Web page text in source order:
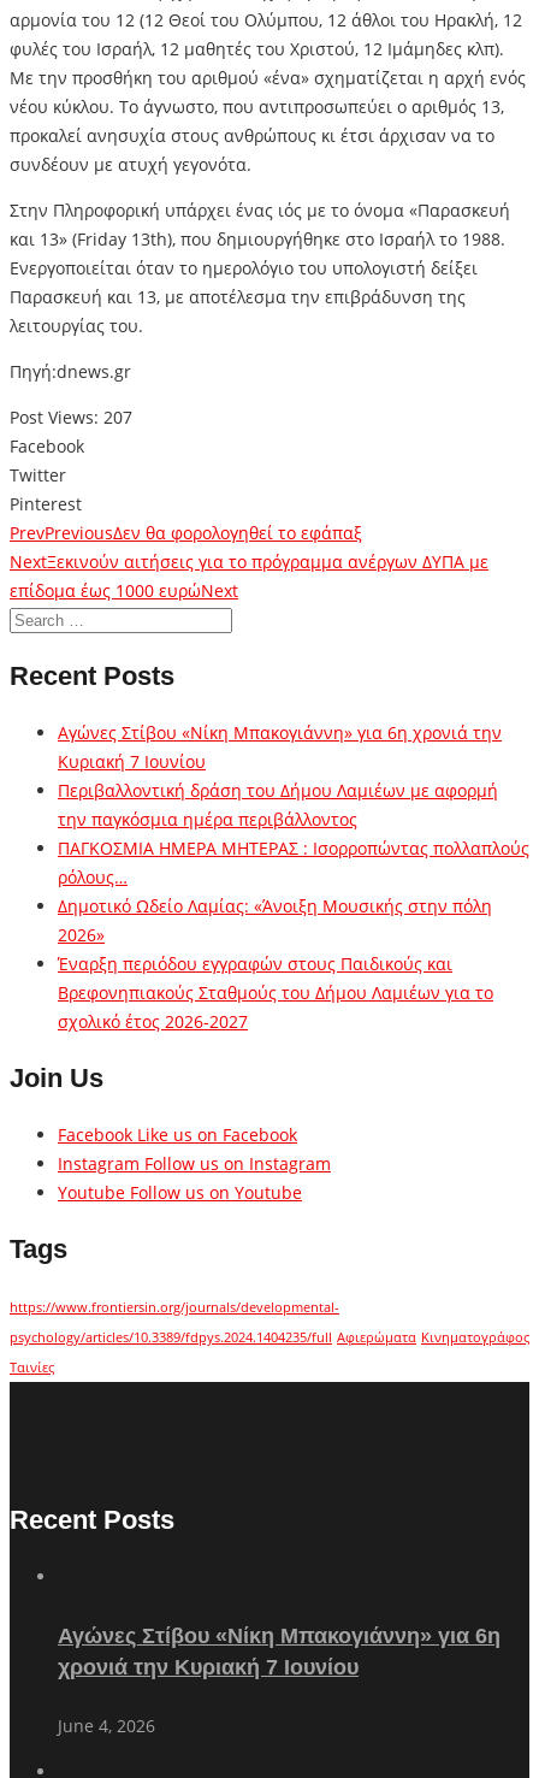
αρμονία του 12 (12 Θεοί του Ολύμπου, 12 άθλοι του Ηρακλή, 12
φυλές του Ισραήλ, 12 μαθητές του Χριστού, 12 Ιμάμηδες κλπ).
Με την προσθήκη του αριθμού «ένα» σχηματίζεται η αρχή ενός
νέου κύκλου. Το άγνωστο, που αντιπροσωπεύει ο αριθμός 13,
προκαλεί ανησυχία στους ανθρώπους κι έτσι άρχισαν να το
συνδέουν με ατυχή γεγονότα.
Στην Πληροφορική υπάρχει ένας ιός με το όνομα «Παρασκευή
και 13» (Friday 13th), που δημιουργήθηκε στο Ισραήλ το 1988.
Ενεργοποιείται όταν το ημερολόγιο του υπολογιστή δείξει
Παρασκευή και 13, με αποτέλεσμα την επιβράδυνση της
λειτουργίας του.
Πηγή:dnews.gr
Post Views: 207
Facebook
Twitter
Pinterest
PrevPreviousΔεν θα φορολογηθεί το εφάπαξ
NextΞεκινούν αιτήσεις για το πρόγραμμα ανέργων ΔΥΠΑ με
επίδομα έως 1000 ευρώNext
Recent Posts
Αγώνες Στίβου «Νίκη Μπακογιάννη» για 6η χρονιά την
Κυριακή 7 Ιουνίου
Περιβαλλοντική δράση του Δήμου Λαμιέων με αφορμή
την παγκόσμια ημέρα περιβάλλοντος
ΠΑΓΚΟΣΜΙΑ ΗΜΕΡΑ ΜΗΤΕΡΑΣ : Ισορροπώντας πολλαπλούς
ρόλους…
Δημοτικό Ωδείο Λαμίας: «Άνοιξη Μουσικής στην πόλη
2026»
Έναρξη περιόδου εγγραφών στους Παιδικούς και
Βρεφονηπιακούς Σταθμούς του Δήμου Λαμιέων για το
σχολικό έτος 2026-2027
Join Us
Facebook Like us on Facebook
Instagram Follow us on Instagram
Youtube Follow us on Youtube
Tags
https://www.frontiersin.org/journals/developmental-
psychology/articles/10.3389/fdpys.2024.1404235/full Αφιερώματα Κινηματογράφος
Ταινίες
Recent Posts
Αγώνες Στίβου «Νίκη Μπακογιάννη» για 6η
χρονιά την Κυριακή 7 Ιουνίου
June 4, 2026